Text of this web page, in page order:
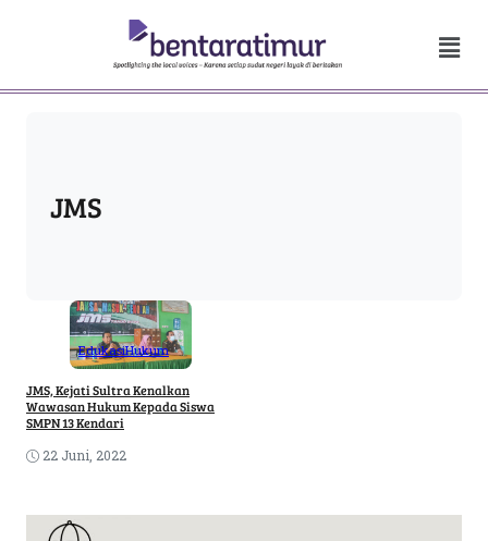
JMS
EdukasiHukum
JMS, Kejati Sultra Kenalkan
Wawasan Hukum Kepada Siswa
SMPN 13 Kendari
22 Juni, 2022